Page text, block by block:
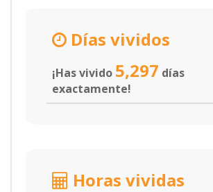
Días vividos
¡Has vivido 5,297 días
exactamente!
Horas vividas